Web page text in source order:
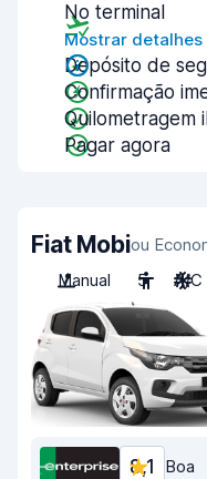
No terminal
Mostrar
Depósito de
Confirmação
Quilometragem
Pagar agora
Fiat Mobiou
Manual
5 A/C
8,1 Boa